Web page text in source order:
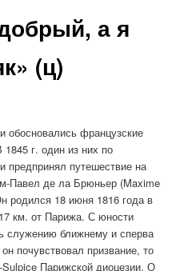
г
ц
о
з
а
п
и
с
я
м
а я
(ц)
французские
г. один из них по
предпринял путешествие на
Павел де ла Брюньер (Maxime
родился 18 июня 1816 года в
км. от Парижа. С юности
служению ближнему и сперва
почувствовал призвание, то
Парижской диоцезии. О